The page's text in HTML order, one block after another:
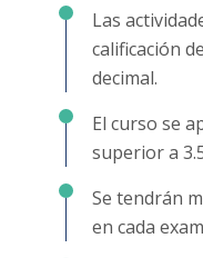
Las
calificación
decimal.
El curso se
superior a
Se tendrán
en cada